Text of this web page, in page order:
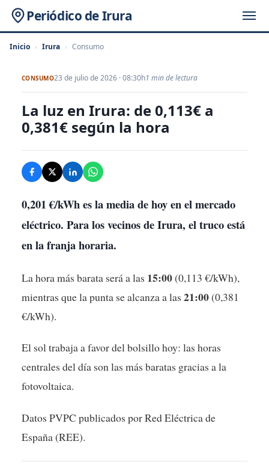
Periódico de Irura
Inicio › Irura › Consumo
CONSUMO23 de julio de 2026 · 08:30h1 min de lectura
La luz en Irura: de 0,113€ a
0,381€ según la hora
0,201 €/kWh es la media de hoy en el mercado
eléctrico. Para los vecinos de Irura, el truco está
en la franja horaria.
La hora más barata será a las 15:00(0,113 €/kWh),
mientras que la punta se alcanza a las 21:00(0,381
€/kWh).
El sol trabaja a favor del bolsillo hoy: las horas
centrales del día son las más baratas gracias a la
fotovoltaica.
Datos PVPC publicados por Red Eléctrica de
España (REE).